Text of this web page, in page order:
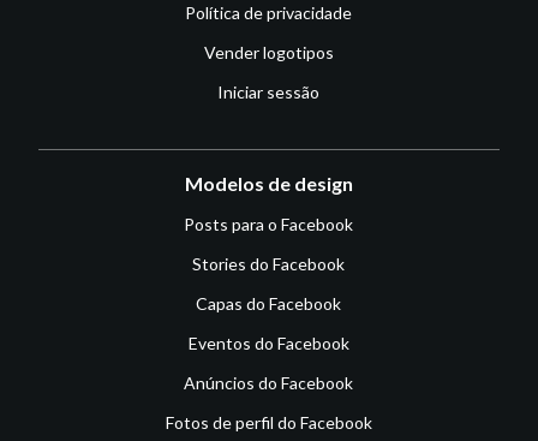
Política de privacidade
Vender logotipos
Iniciar sessão
Modelos de design
Posts para o Facebook
Stories do Facebook
Capas do Facebook
Eventos do Facebook
Anúncios do Facebook
Fotos de perfil do Facebook